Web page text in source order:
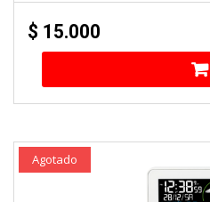
$ 15.000
Agotado